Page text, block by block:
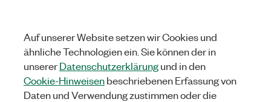
zur Website
YouTube
Twitter
Auf unserer Website setzen wir Cookies und
ähnliche Technologien ein. Sie können der in
unsererDatenschutzerklärungund in den
Cookie-Hinweisenbeschriebenen Erfassung von
Daten und Verwendung zustimmen oder die